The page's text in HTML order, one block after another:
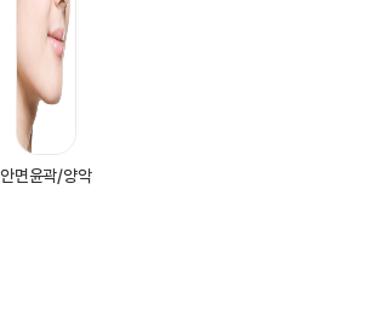
안면윤곽/양악